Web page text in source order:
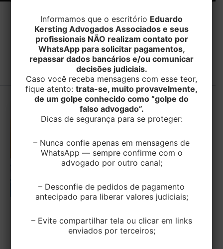
#CALCULO
TRIBUTÁRIO
STJ DEFINE BASE DE CÁLCULO DO ITBI
Informamos que o escritório Eduardo
Kersting Advogados Associados e seus
profissionais NÃO realizam contato por
WhatsApp para solicitar pagamentos,
repassar dados bancários e/ou comunicar
decisões judiciais.
Caso você receba mensagens com esse teor,
fique atento: trata-se, muito provavelmente,
de um golpe conhecido como “golpe do
falso advogado”.
Dicas de segurança para se proteger:
– Nunca confie apenas em mensagens de
WhatsApp — sempre confirme com o
advogado por outro canal;
– Desconfie de pedidos de pagamento
antecipado para liberar valores judiciais;
– Evite compartilhar tela ou clicar em links
enviados por terceiros;